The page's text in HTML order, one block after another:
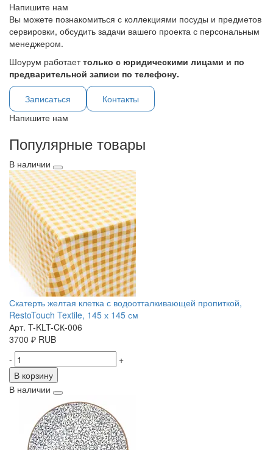
Напишите нам
Вы можете познакомиться с коллекциями посуды и предметов
сервировки, обсудить задачи вашего проекта с персональным
менеджером.
Шоурум работаеттолько с юридическими лицами и по
предварительной записи по телефону.
Записаться
Контакты
Напишите нам
Популярные товары
В наличии
Скатерть желтая клетка с водоотталкивающей пропиткой,
RestoTouch Textile, 145 х 145 см
Арт. T-KLT-CК-006
3700 ₽ RUB
-
+
В корзину
В наличии